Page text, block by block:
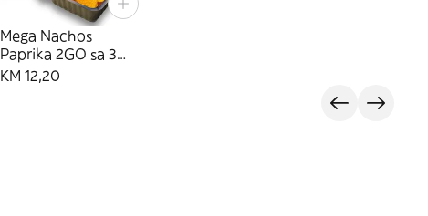
Mega Nachos
Paprika 2GO sa 3
umaka
KM 12,20